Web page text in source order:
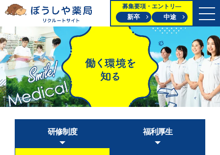
募集要項・エントリ―
新卒 中途
研修制度 福利厚生